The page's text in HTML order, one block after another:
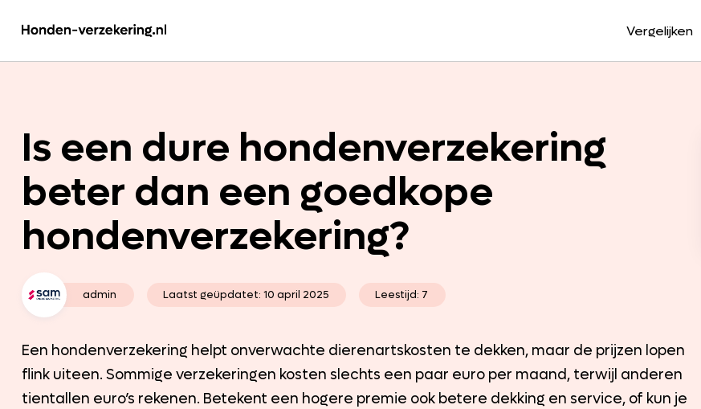
Vergelijken
Is een dure hondenverzekering
beter dan een goedkope
hondenverzekering?
admin Laatst geüpdatet: 10 april 2025 Leestijd: 7
Een hondenverzekering helpt onverwachte dierenartskosten te dekken, maar de prijzen lopen
flink uiteen. Sommige verzekeringen kosten slechts een paar euro per maand, terwijl anderen
tientallen euro’s rekenen. Betekent een hogere premie ook betere dekking en service, of kun je